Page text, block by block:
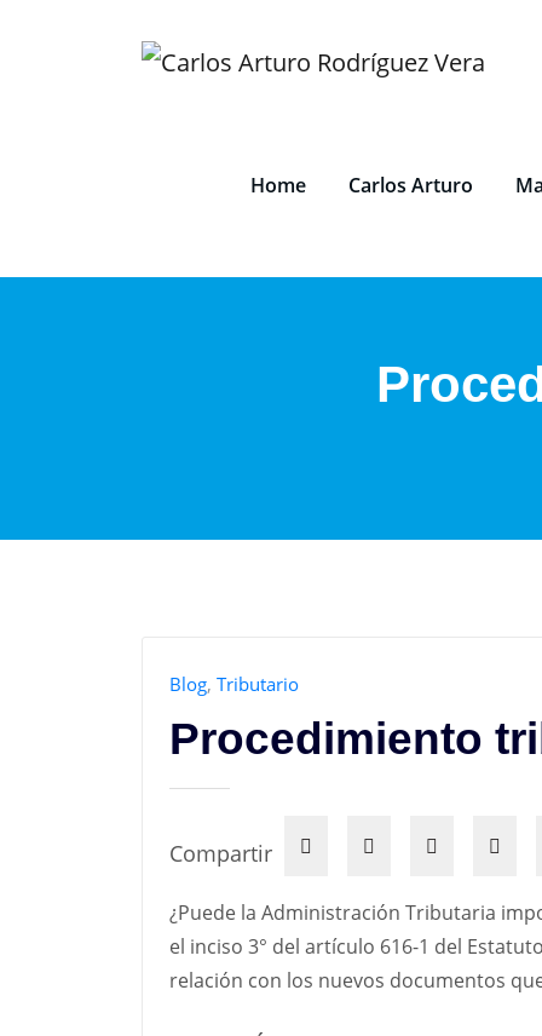
Home Carlos Arturo
Blog, Tributario
Procedimiento
Compartir
¿Puede la Administración Tributaria
el inciso 3° del artículo 616-1 del
relación con los nuevos documentos